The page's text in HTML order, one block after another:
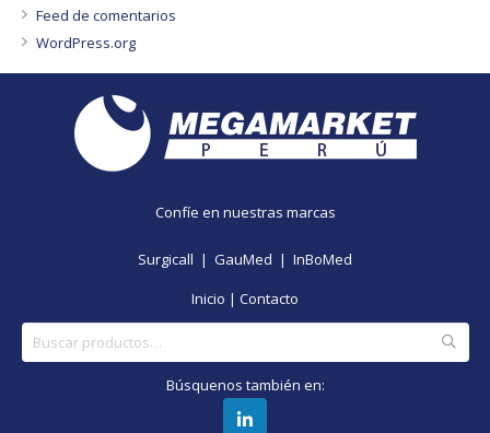
Feed de comentarios
WordPress.org
Confíe en nuestras marcas
Surgicall | GauMed | InBoMed
Inicio | Contacto
por:
Búsquenos también en: